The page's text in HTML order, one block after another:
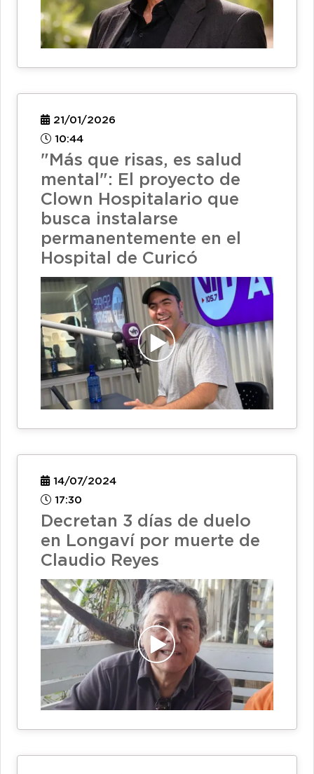
21/01/2026
10:44
"Más que risas, es salud
mental": El proyecto de
Clown Hospitalario que
busca instalarse
permanentemente en el
Hospital de Curicó
14/07/2024
17:30
Decretan 3 días de duelo
en Longaví por muerte de
Claudio Reyes